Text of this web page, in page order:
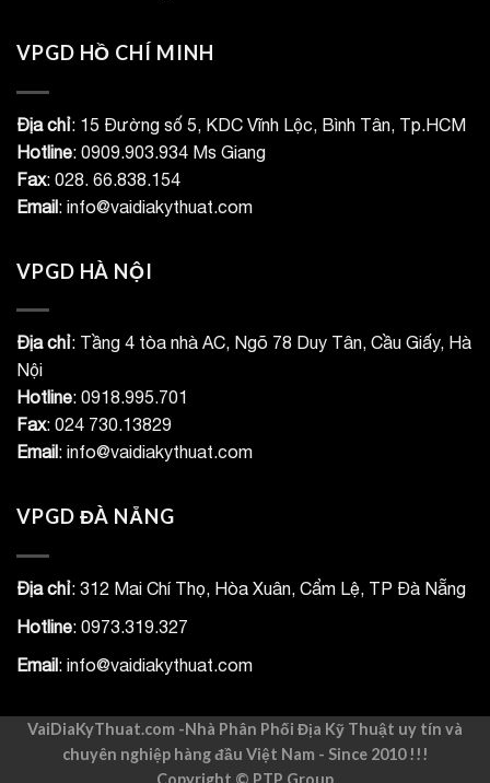
VPGD HỒ CHÍ MINH
Địa chỉ: 15 Đường số 5, KDC Vĩnh Lộc, Bình Tân, Tp.HCM
Hotline: 0909.903.934 Ms Giang
Fax: 028. 66.838.154
Email: info@vaidiakythuat.com
VPGD HÀ NỘI
Địa chỉ: Tầng 4 tòa nhà AC, Ngõ 78 Duy Tân, Cầu Giấy, Hà
Nội
Hotline: 0918.995.701
Fax: 024 730.13829
Email: info@vaidiakythuat.com
VPGD ĐÀ NẴNG
Địa chỉ: 312 Mai Chí Thọ, Hòa Xuân, Cẩm Lệ, TP Đà Nẵng
Hotline: 0973.319.327
Email: info@vaidiakythuat.com
VaiDiaKyThuat.com -Nhà Phân Phối Địa Kỹ Thuật uy tín và
chuyên nghiệp hàng đầu Việt Nam - Since 2010 !!!
Copyright © PTP Group